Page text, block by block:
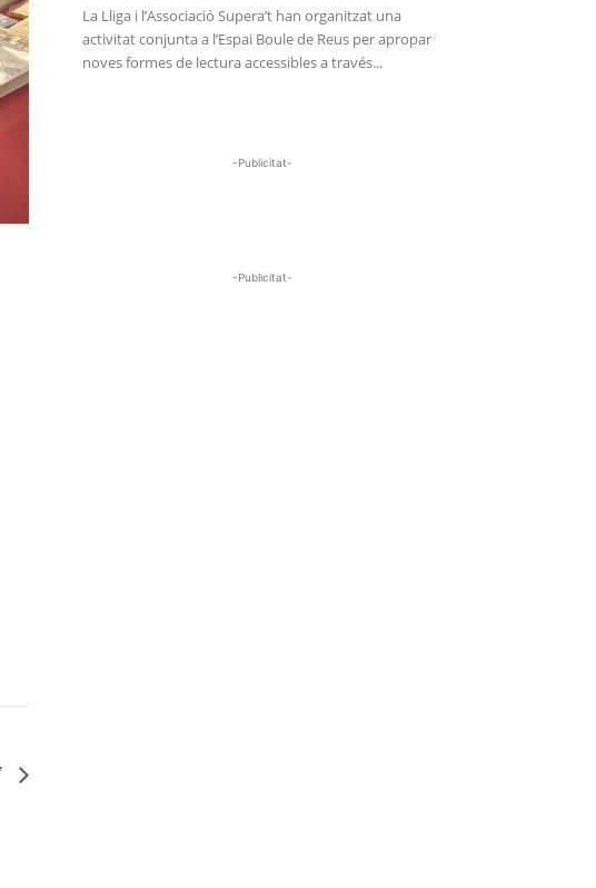
La Lliga i l’Associació Supera’t han organitzat una
activitat conjunta a l’Espai Boule de Reus per apropar
noves formes de lectura accessibles a través...
-Publicitat-
-Publicitat-